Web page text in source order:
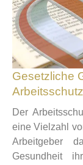
Gesetzliche
Arbeitsschutz
Der
eine Vielzahl
Arbeitgeber
Gesundheit